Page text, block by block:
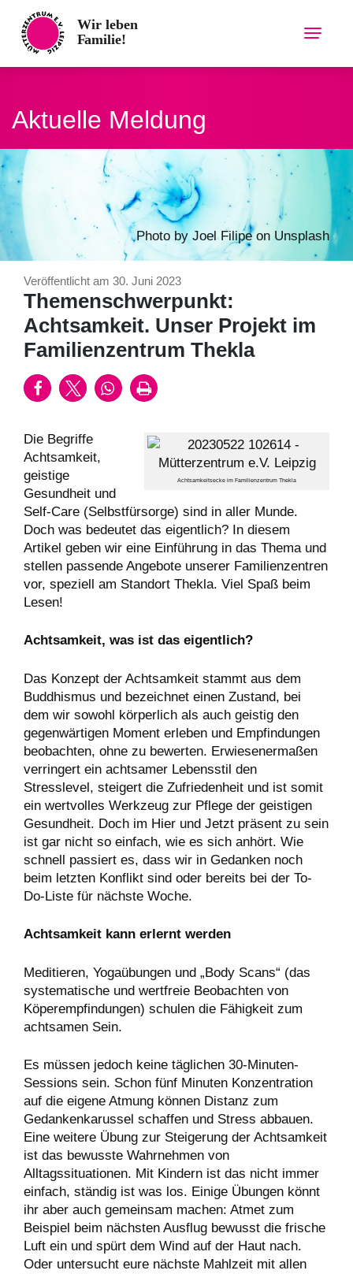
content
Aktuelle Meldung
Photo by Joel Filipeon Unsplash
Veröffentlicht am 30. Juni 2023
Themenschwerpunkt:
Achtsamkeit. Unser Projekt im
Familienzentrum Thekla
Achtsamkeitsecke im Familienzentrum Thekla
Die Begriffe
Achtsamkeit,
geistige
Gesundheit und
Self-Care (Selbstfürsorge) sind in aller Munde.
Doch was bedeutet das eigentlich? In diesem
Artikel geben wir eine Einführung in das Thema und
stellen passende Angebote unserer Familienzentren
vor, speziell am Standort Thekla. Viel Spaß beim
Lesen!
Achtsamkeit, was ist das eigentlich?
Das Konzept der Achtsamkeit stammt aus dem
Buddhismus und bezeichnet einen Zustand, bei
dem wir sowohl körperlich als auch geistig den
gegenwärtigen Moment erleben und Empfindungen
beobachten, ohne zu bewerten. Erwiesenermaßen
verringert ein achtsamer Lebensstil den
Stresslevel, steigert die Zufriedenheit und ist somit
ein wertvolles Werkzeug zur Pflege der geistigen
Gesundheit. Doch im Hier und Jetzt präsent zu sein
ist gar nicht so einfach, wie es sich anhört. Wie
schnell passiert es, dass wir in Gedanken noch
beim letzten Konflikt sind oder bereits bei der To-
Do-Liste für nächste Woche.
Achtsamkeit kann erlernt werden
Meditieren, Yogaübungen und „Body Scans“ (das
systematische und wertfreie Beobachten von
Köperempfindungen) schulen die Fähigkeit zum
achtsamen Sein.
Es müssen jedoch keine täglichen 30-Minuten-
Sessions sein. Schon fünf Minuten Konzentration
auf die eigene Atmung können Distanz zum
Gedankenkarussel schaffen und Stress abbauen.
Eine weitere Übung zur Steigerung der Achtsamkeit
ist das bewusste Wahrnehmen von
Alltagssituationen. Mit Kindern ist das nicht immer
einfach, ständig ist was los. Einige Übungen könnt
ihr aber auch gemeinsam machen: Atmet zum
Beispiel beim nächsten Ausflug bewusst die frische
Luft ein und spürt dem Wind auf der Haut nach.
Oder untersucht eure nächste Mahlzeit mit allen